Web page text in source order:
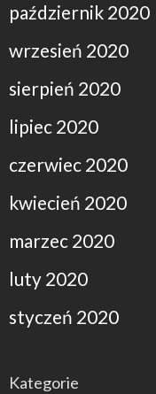
październik 2020
wrzesień 2020
sierpień 2020
lipiec 2020
czerwiec 2020
kwiecień 2020
marzec 2020
luty 2020
styczeń 2020
Kategorie